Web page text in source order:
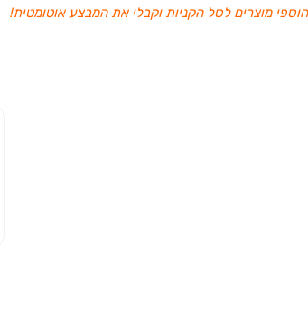
הוספי מוצרים לסל הקניות וקבלי את המבצע אוטומטית!